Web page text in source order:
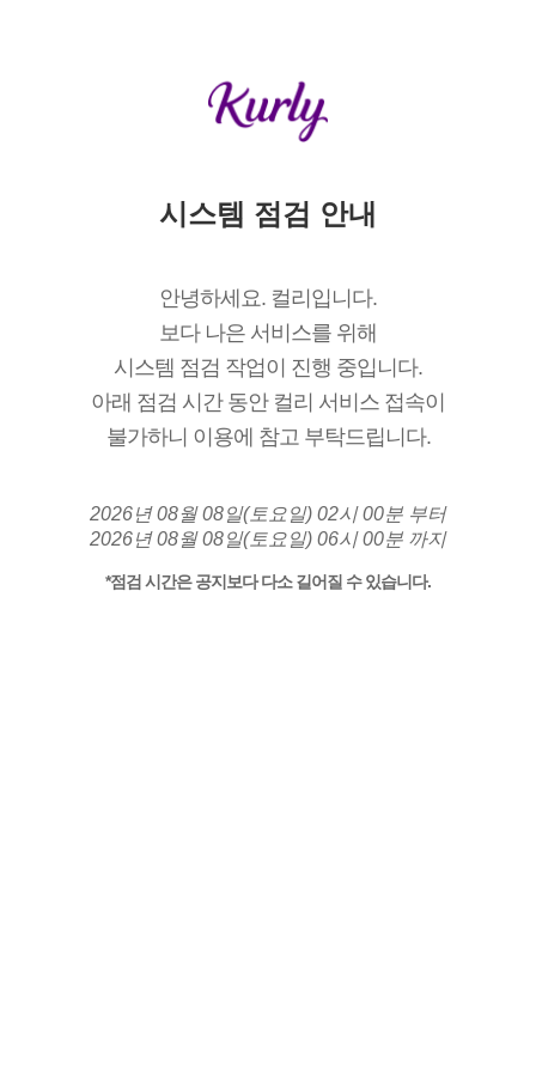
시스템 점검 안내
안녕하세요. 컬리입니다.
보다 나은 서비스를 위해
시스템 점검 작업이 진행 중입니다.
아래 점검 시간 동안 컬리 서비스 접속이
불가하니 이용에 참고 부탁드립니다.
2026년 08월 08일(토요일) 02시 00분 부터
2026년 08월 08일(토요일) 06시 00분 까지
*점검 시간은 공지보다 다소 길어질 수 있습니다.